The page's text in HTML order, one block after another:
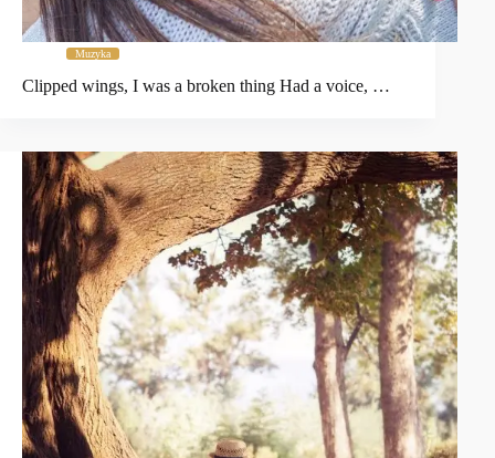
Muzyka
Clipped wings, I was a broken thing Had a voice, …